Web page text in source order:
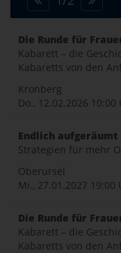
Die Runde für
Kabarett – die
Kabaretts von den
Kronberg
Do., 12.02.2026 10:00
Endlich aufgeräumt
Strategien für mehr
Oberursel
Mi., 27.01.2027 19:00
Die Runde für
Kabarett – die
Kabaretts von den